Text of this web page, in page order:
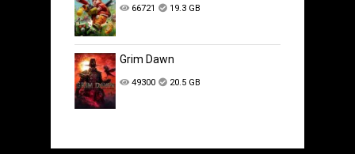
66721 19.3 GB
Grim Dawn
49300 20.5 GB